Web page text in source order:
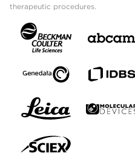
therapeutic procedures.